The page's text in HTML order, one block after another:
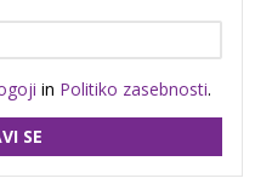
in Politiko zasebnosti.
SE